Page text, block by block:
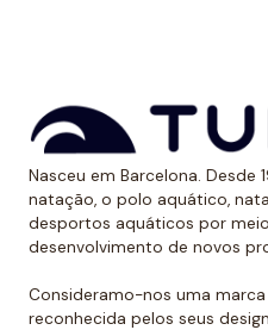
Nasceu em Barcelona. Desde
natação, o polo aquático,
desportos aquáticos por
desenvolvimento de novos
Consideramo-nos uma
reconhecida pelos seus